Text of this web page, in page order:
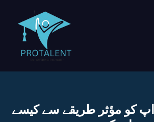
اپ کو مؤثر طریقے سے کیسے